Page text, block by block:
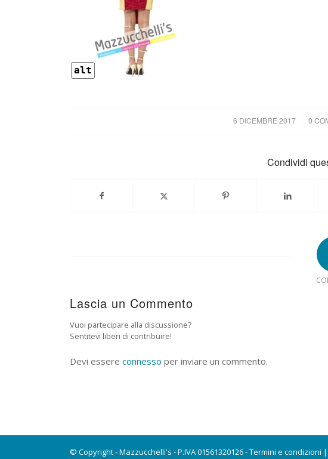
alt
6 DICEMBRE 2017
/ 0 /
Condividi
Lascia un Commento
Vuoi partecipare alla discussione?
Sentitevi liberi di contribuire!
Devi essereconnesso per inviare un commento.
© Copyright - Mazzucchelli's - P.IVA 01561320126 -Termini e condizioni